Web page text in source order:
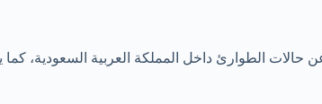
الطوارئ داخل المملكة العربية السعودية،